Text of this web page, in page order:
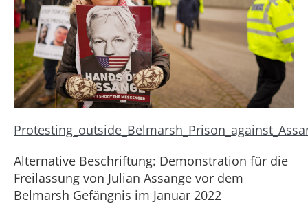
Alternative Beschriftung: Demonstration für die
Freilassung von Julian Assange vor dem
Belmarsh Gefängnis im Januar 2022